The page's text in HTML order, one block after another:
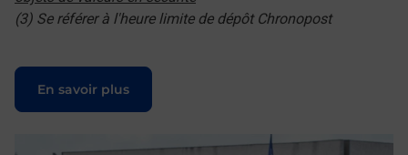
(3) Se référer à l'heure limite de dépôt Chronopost
En savoir plus
Le lien s'ouvre dans un nouvel onglet